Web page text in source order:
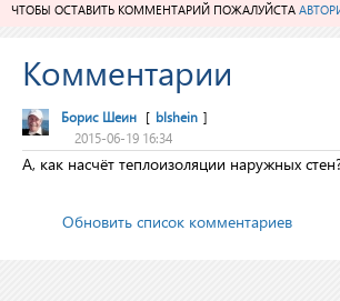
ЧТОБЫ ОСТАВИТЬ КОММЕНТАРИЙ ПОЖАЛУЙСТА
Комментарии
Борис Шеин [ blshein ]
2015-06-19 16:34
А, как насчёт теплоизоляции наружных
Обновить список комментариев